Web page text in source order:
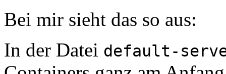
Bei mir sieht das so aus:
In der Datei default-